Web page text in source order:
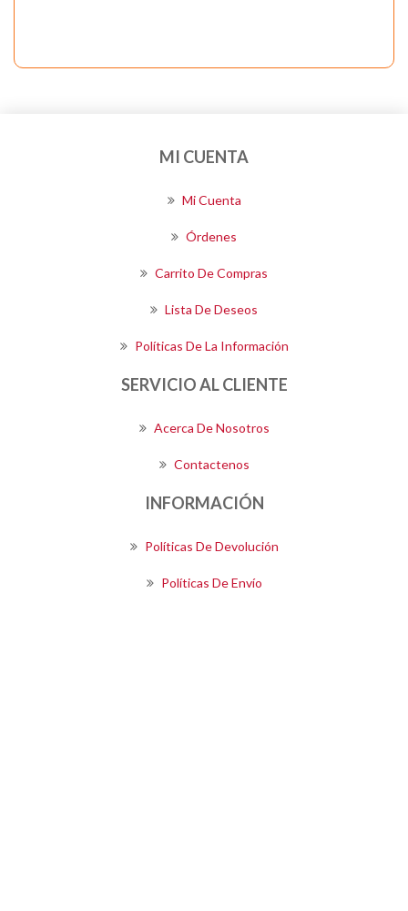
MI CUENTA
Mi Cuenta
Órdenes
Carrito De Compras
Lista De Deseos
Políticas De La Información
SERVICIO AL CLIENTE
Acerca De Nosotros
Contactenos
INFORMACIÓN
Políticas De Devolución
Políticas De Envío